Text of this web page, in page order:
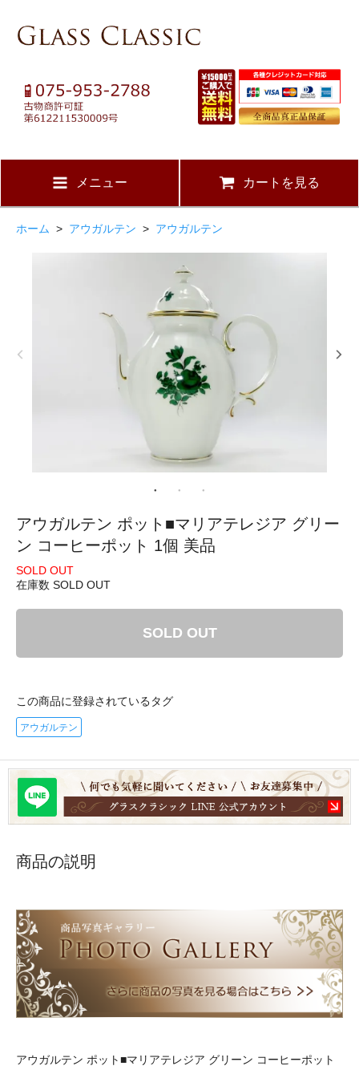
メニュー カートを見る
ホーム > アウガルテン > アウガルテン
アウガルテン ポット■マリアテレジア グリー
ン コーヒーポット 1個 美品
SOLD OUT
在庫数 SOLD OUT
SOLD OUT
この商品に登録されているタグ
アウガルテン
商品の説明
アウガルテン ポット■マリアテレジア グリーン コーヒーポット